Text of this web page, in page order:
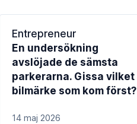
Entrepreneur
En undersökning
avslöjade de sämsta
parkerarna. Gissa vilket
bilmärke som kom först?
14 maj 2026